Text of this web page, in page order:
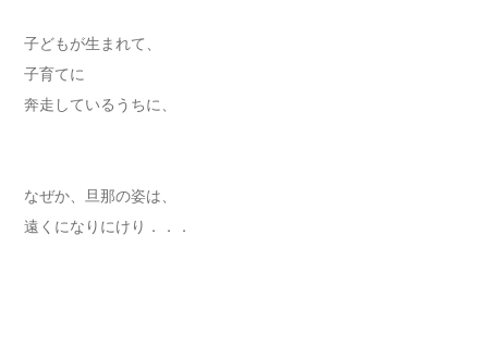
子どもが生まれて、
子育てに
奔走しているうちに、
なぜか、旦那の姿は、
遠くになりにけり．．．